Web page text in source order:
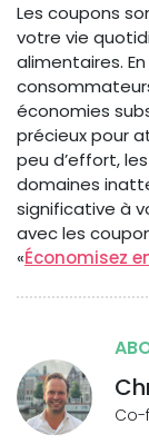
Les coupons
votre vie
alimentaires.
économies
précieux pour
peu d’effort,
domaines
significative à
avec les
«Économisez